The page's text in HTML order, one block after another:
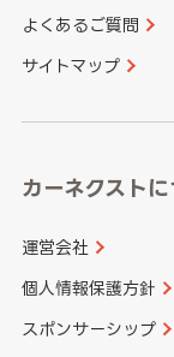
香川県
大分県
よくあるご質問
サイトマップ
カーネクストに
運営会社
個人情報保護方針
スポンサーシップ